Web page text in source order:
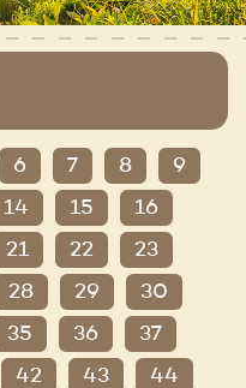
6 7 8
9
14 15
16
21 22
23
28 29
30
35 36
37
42 43
44